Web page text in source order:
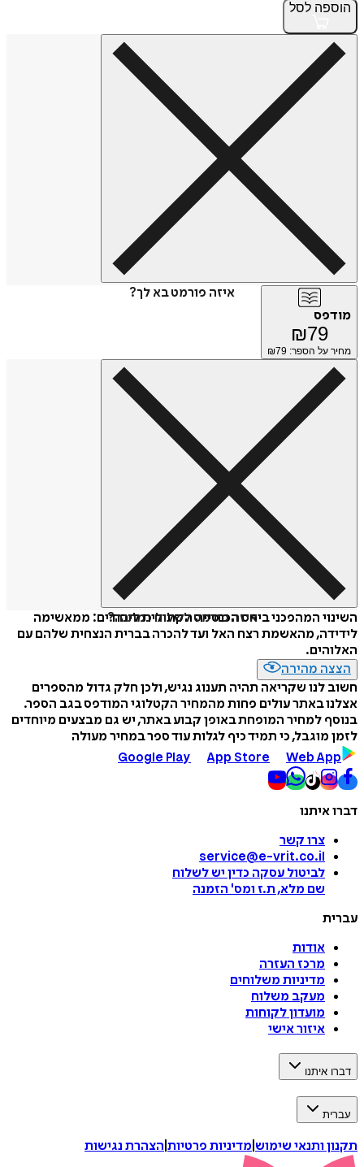
הוספה לסל
איזה פורמט בא לך?
מודפס
₪79
מחיר על הספר: ₪ 79
איזה פורמט לשלוח כמתנה?
השינוי המהפכני ביחס הכנסייה הקתולית ליהודים: ממאשימה
לידידה, מהאשמת רצח האל ועד להכרה בברית הנצחית שלהם עם
האלוהים.
הצצה מהירה
חשוב לנו שקריאה תהיה תענוג נגיש, ולכן חלק גדול מהספרים
אצלנו באתר עולים פחות מהמחיר הקטלוגי המודפס בגב הספר.
בנוסף למחיר המופחת באופן קבוע באתר, יש גם מבצעים מיוחדים
לזמן מוגבל, כי תמיד כיף לגלות עוד ספר במחיר מעולה
Google Play
App Store Web App
דברו איתנו
צרו קשר
service@e-vrit.co.il
לביטול עסקה כדין יש לשלוח
שם מלא, ת.ז ומס' הזמנה
עברית
אודות
מרכז העזרה
מדיניות משלוחים
מעקב משלוח
מועדון לקוחות
איזור אישי
דברו איתנו
עברית
תקנון ותנאי שימוש מדיניות פרטיות הצהרת נגישות